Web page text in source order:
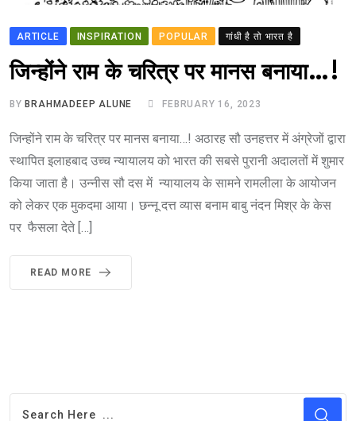
ARTICLE INSPIRATION POPULAR गांधी है तो भारत है
जिन्होंने राम के चरित्र पर मानस बनाया…!
BYBRAHMADEEP ALUNE FEBRUARY 16, 2023
जिन्होंने राम के चरित्र पर मानस बनाया…! अठारह सौ उनहत्तर में अंग्रेजों द्वारा
स्थापित इलाहबाद उच्च न्यायालय को भारत की सबसे पुरानी अदालतों में शुमार
किया जाता है। उन्नीस सौ दस में न्यायालय के सामने रामलीला के आयोजन
को लेकर एक मुकदमा आया। छन्नू दत्त व्यास बनाम बाबु नंदन मिश्र के केस
पर फैसला देते […]
READ MORE